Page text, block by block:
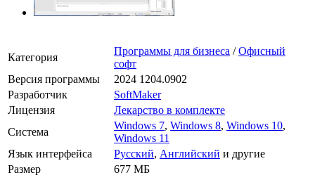
Категория
Программы для бизнеса /Офисный
софт
Версия программы
2024 1204.0902
Разработчик
SoftMaker
Лицензия
Лекарство в комплекте
Система
Windows 7, Windows 8, Windows 10,
Windows 11
Язык интерфейса
Русский, Английский и другие
Размер
677 МБ